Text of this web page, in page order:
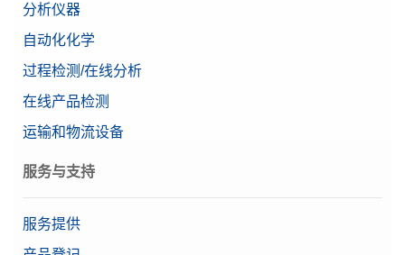
分析仪器
自动化化学
过程检测/在线分析
在线产品检测
运输和物流设备
服务与支持
服务提供